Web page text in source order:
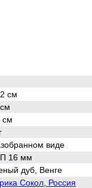
см
см
виде
16 мм
дуб, Венге
Сокол, Россия